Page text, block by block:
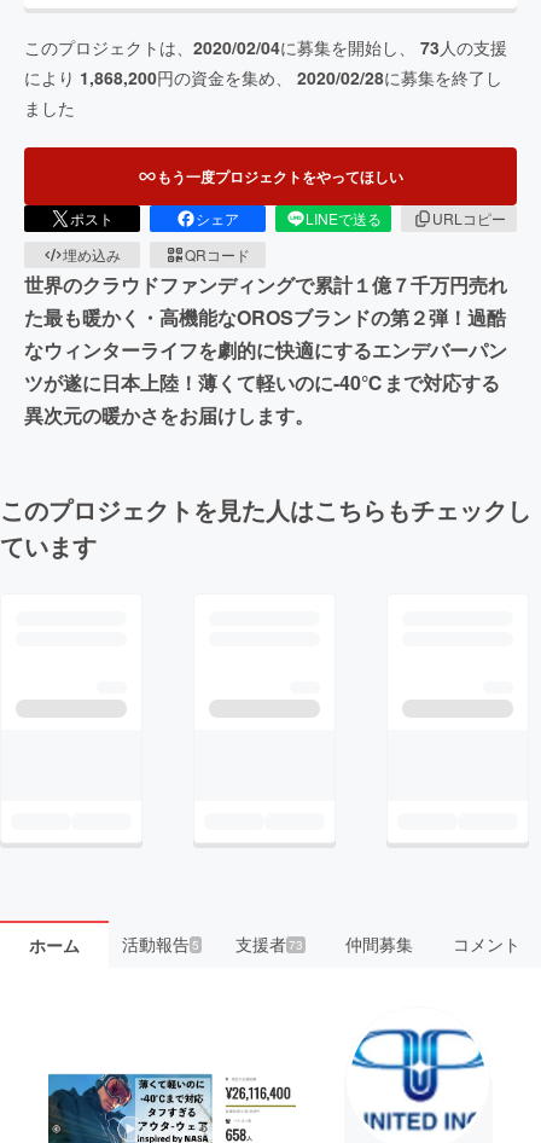
このプロジェクトは、 2020/02/04に募集を開始し、 73 人の支援
により 1,868,200円の資金を集め、 2020/02/28に募集を終了し
ました
もう一度プロジェクトをやってほしい
ポスト シェア LINEで送る
URLコピー
埋め込み
QRコード
世界のクラウドファンディングで累計１億７千万円売れ
た最も暖かく・高機能なOROSブランドの第２弾！過酷
なウィンターライフを劇的に快適にするエンデバーパン
ツが遂に日本上陸！薄くて軽いのに-40℃まで対応する
異次元の暖かさをお届けします。
このプロジェクトを見た人はこちらもチェックし
ています
ホーム 活動報告5 支援者73 仲間募集 コメント